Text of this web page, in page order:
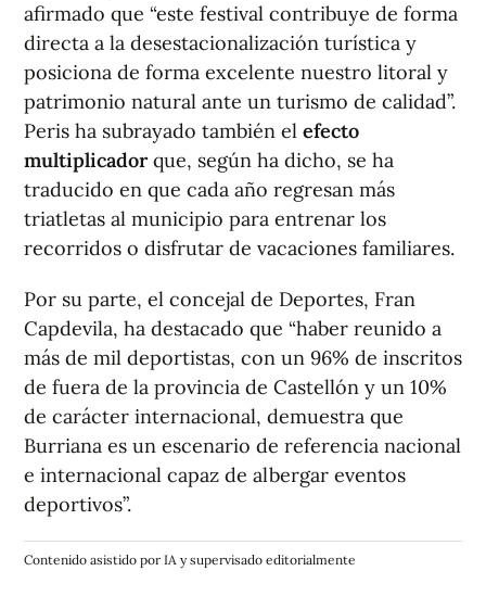
afirmado que “este festival contribuye de forma
directa a la desestacionalización turística y
posiciona de forma excelente nuestro litoral y
patrimonio natural ante un turismo de calidad”.
Peris ha subrayado también el efecto
multiplicadorque, según ha dicho, se ha
traducido en que cada año regresan más
triatletas al municipio para entrenar los
recorridos o disfrutar de vacaciones familiares.
Por su parte, el concejal de Deportes, Fran
Capdevila, ha destacado que “haber reunido a
más de mil deportistas, con un 96% de inscritos
de fuera de la provincia de Castellón y un 10%
de carácter internacional, demuestra que
Burriana es un escenario de referencia nacional
e internacional capaz de albergar eventos
deportivos”.
Contenido asistido por IA y supervisado editorialmente